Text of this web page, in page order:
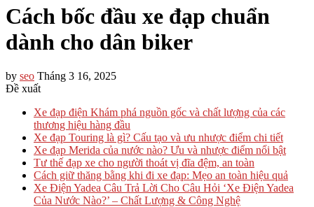
Cách bốc đầu xe đạp chuẩn
dành cho dân biker
by seo Tháng 3 16, 2025
Đề xuất
Xe đạp điện Khám phá nguồn gốc và chất lượng của các
thương hiệu hàng đầu
Xe đạp Touring là gì? Cấu tạo và ưu nhược điểm chi tiết
Xe đạp Merida của nước nào? Ưu và nhược điểm nổi bật
Tư thế đạp xe cho người thoát vị đĩa đệm, an toàn
Cách giữ thăng bằng khi đi xe đạp: Mẹo an toàn hiệu quả
Xe Điện Yadea Câu Trả Lời Cho Câu Hỏi ‘Xe Điện Yadea
Của Nước Nào?’ – Chất Lượng & Công Nghệ